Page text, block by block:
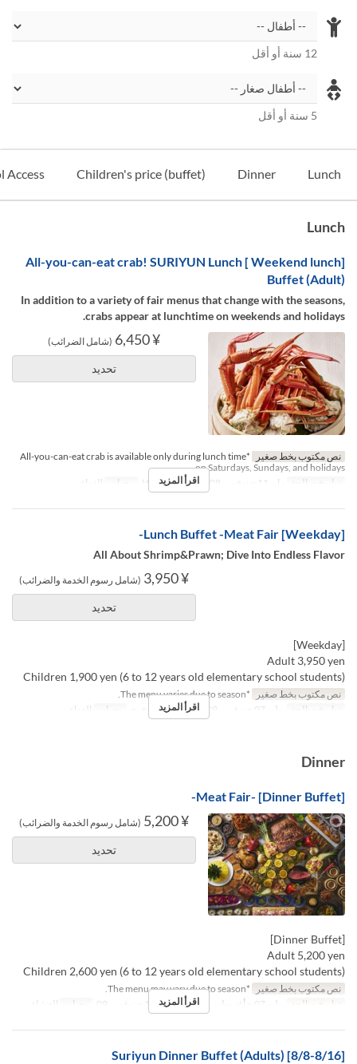
12 سنة أو أقل
5 سنة أو أقل
Lunch
Dinner
Children's price (buffet)
Access
Lunch
[Weekend lunch ] All-you-can-eat crab! SURIYUN Lunch
Buffet (Adult)
In addition to a variety of fair menus that change with the seasons,
crabs appear at lunchtime on weekends and holidays.
¥ 6,450 (شامل الضرائب)
تحديد
نص مكتوب بخط صغير
*All-you-can-eat crab is available only during lunch time
on Saturdays, Sundays, and holidays.
تواريخ صالحة
مايو 11 ~ نوفمبر 08 أيام س, ح, Hol وجبات الغداء اقرأ المزيد
[Weekday] Lunch Buffet -Meat Fair-
All About Shrimp&Prawn; Dive Into Endless Flavor
¥ 3,950 (شامل رسوم الخدمة والضرائب)
تحديد
[Weekday]
Adult 3,950 yen
Children 1,900 yen (6 to 12 years old elementary school students)
نص مكتوب بخط صغير
*The menu varies due to season.
تواريخ صالحة
أيام ن, ث, ر, خ, ج وجبات الغداء اقرأ المزيد
Dinner
[Dinner Buffet] -Meat Fair-
¥ 5,200 (شامل رسوم الخدمة والضرائب)
تحديد
[Dinner Buffet]
Adult 5,200 yen
Children 2,600 yen (6 to 12 years old elementary school students)
نص مكتوب بخط صغير
*The menu may vary due to season.
تواريخ صالحة
وجبات العشاء اقرأ المزيد
[8/8-8/16] Suriyun Dinner Buffet (Adults)